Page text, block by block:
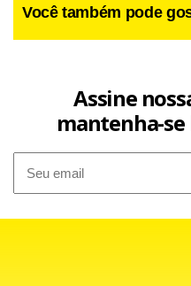
Você também pode
Assine
mantenha-